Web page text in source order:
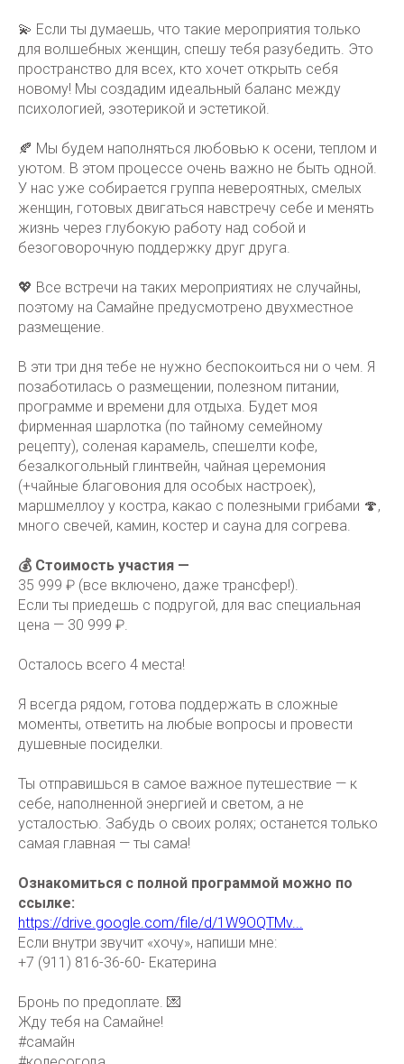
💫 Если ты думаешь, что такие мероприятия только
для волшебных женщин, спешу тебя разубедить. Это
пространство для всех, кто хочет открыть себя
новому! Мы создадим идеальный баланс между
психологией, эзотерикой и эстетикой.
🍂 Мы будем наполняться любовью к осени, теплом и
уютом. В этом процессе очень важно не быть одной.
У нас уже собирается группа невероятных, смелых
женщин, готовых двигаться навстречу себе и менять
жизнь через глубокую работу над собой и
безоговорочную поддержку друг друга.
💖 Все встречи на таких мероприятиях не случайны,
поэтому на Самайне предусмотрено двухместное
размещение.
В эти три дня тебе не нужно беспокоиться ни о чем. Я
позаботилась о размещении, полезном питании,
программе и времени для отдыха. Будет моя
фирменная шарлотка (по тайному семейному
рецепту), соленая карамель, спешелти кофе,
безалкогольный глинтвейн, чайная церемония
(+чайные благовония для особых настроек),
маршмеллоу у костра, какао с полезными грибами 🍄,
много свечей, камин, костер и сауна для согрева.
💰 Стоимость участия —
35 999 ₽ (все включено, даже трансфер!).
Если ты приедешь с подругой, для вас специальная
цена — 30 999 ₽.
Осталось всего 4 места!
Я всегда рядом, готова поддержать в сложные
моменты, ответить на любые вопросы и провести
душевные посиделки.
Ты отправишься в самое важное путешествие — к
себе, наполненной энергией и светом, а не
усталостью. Забудь о своих ролях; останется только
самая главная — ты сама!
Ознакомиться с полной программой можно по
ссылке:
https://drive.google.com/file/d/1W9OQTMv...
Если внутри звучит «хочу», напиши мне:
+7 (911) 816-36-60- Екатерина
Бронь по предоплате. 💌
Жду тебя на Самайне!
#самайн